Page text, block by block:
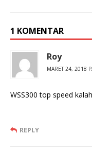
1 KOMENTAR
Roy
MARET 24, 2018
WSS300 top speed
REPLY